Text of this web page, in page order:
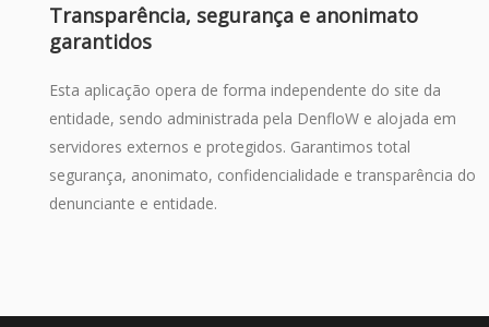
Transparência, segurança e anonimato
garantidos
Esta aplicação opera de forma independente do site da
entidade, sendo administrada pela DenfloW e alojada em
servidores externos e protegidos. Garantimos total
segurança, anonimato, confidencialidade e transparência do
denunciante e entidade.